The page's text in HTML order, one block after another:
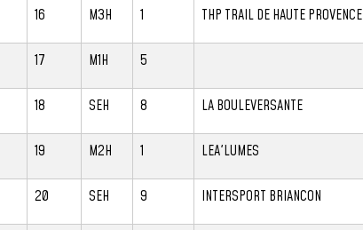
16 M3H 1 THP TRAIL DE HAUTE PROVENCE
17 M1H 5
18 SEH 8 LA BOULEVERSANTE
19 M2H 1 LEA'LUMES
20 SEH 9 INTERSPORT BRIANCON